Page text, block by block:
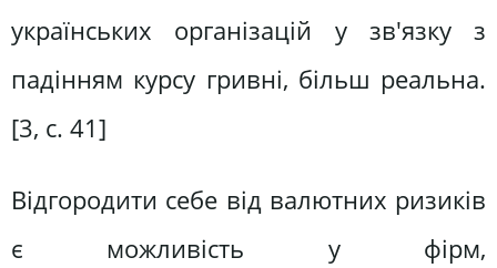
українських організацій у зв'язку з
падінням курсу гривні, більш реальна.
[3, с. 41]
Відгородити себе від валютних ризиків
є можливість у фірм,